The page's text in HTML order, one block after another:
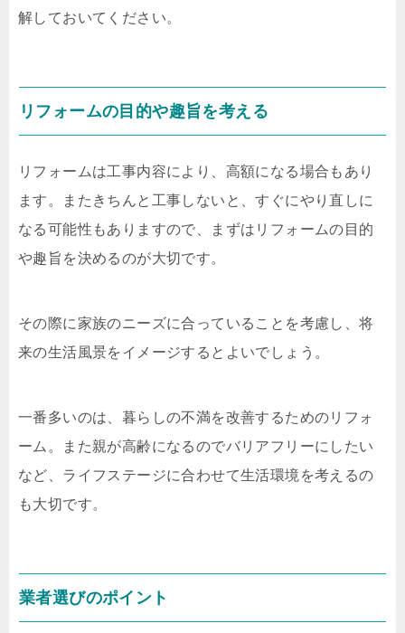
解しておいてください。
リフォームの目的や趣旨を考える
リフォームは工事内容により、高額になる場合もあり
ます。またきちんと工事しないと、すぐにやり直しに
なる可能性もありますので、まずはリフォームの目的
や趣旨を決めるのが大切です。
その際に家族のニーズに合っていることを考慮し、将
来の生活風景をイメージするとよいでしょう。
一番多いのは、暮らしの不満を改善するためのリフォ
ーム。また親が高齢になるのでバリアフリーにしたい
など、ライフステージに合わせて生活環境を考えるの
も大切です。
業者選びのポイント